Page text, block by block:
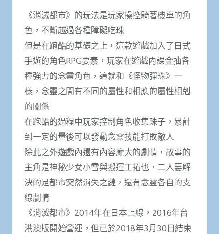
《消滅都市》的玩法是玩家操控騎著機車的角
色，不斷越過各種障礙吃珠
但是在跑酷的基礎之上，這款遊戲加入了日式
手遊的角色RPG要素，玩家在遊戲內課金抽各
種強力的念靈角色，這就和《怪物彈珠》一
樣，念靈之間有不同的屬性和相應的屬性相剋
的關係
在跑酷的過程中玩家控制角色收集珠子，累計
到一定的量後可以發動念靈技能打敗敵人
除此之外遊戲內還有內容龐大的劇情，故事的
主角是神秘少女小雪與搬運工拓也，二人要解
決的是都市突然消失之謎，還有念靈各自的支
線劇情
《消滅都市》2014年在日本上線，2016年台
港澳版開始營運，但已於2018年3月30日結束